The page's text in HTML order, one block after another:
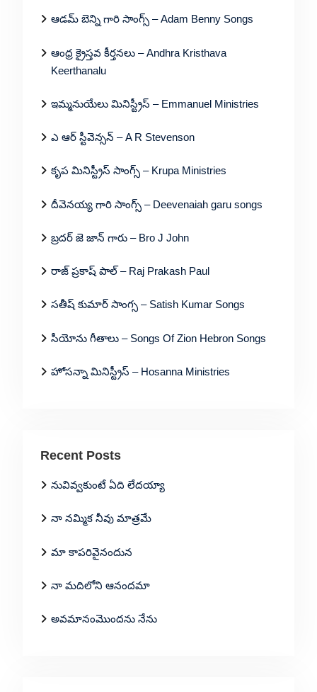
ఆడమ్ బెన్ని గారి సాంగ్స్ – Adam Benny Songs
ఆంధ్ర క్రైస్తవ కీర్తనలు – Andhra Kristhava
Keerthanalu
ఇమ్మనుయేలు మినిస్ట్రీస్ – Emmanuel Ministries
ఎ ఆర్ స్టీవెన్సన్ – A R Stevenson
కృప మినిస్ట్రీస్ సాంగ్స్ – Krupa Ministries
దీవెనయ్య గారి సాంగ్స్ – Deevenaiah garu songs
బ్రదర్ జె జాన్ గారు – Bro J John
రాజ్ ప్రకాష్ పాల్ – Raj Prakash Paul
సతీష్ కుమార్ సాంగ్స – Satish Kumar Songs
సీయోను గీతాలు – Songs Of Zion Hebron Songs
హోసన్నా మినిస్ట్రీస్ – Hosanna Ministries
Recent Posts
నువివ్వకుంటే ఏది లేదయ్యా
నా నమ్మిక నీవు మాత్రమే
మా కాపరివైనందున
నా మదిలోని ఆనందమా
అవమానంమొందను నేను